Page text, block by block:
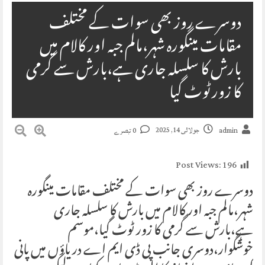
دوسرے روز بھی سوات کے مختلف
مقامات مینگورہ شہر،مالم جبہ اور کالام میں
بارش کا سلسلہ جاری ہے،بارش سے گرمی
کا زور ٹوٹ گیا
admin جولائی 14, 2025
Post Views:196
دوسرے روز بھی سوات کے مختلف مقامات مینگورہ
شہر،مالم جبہ اور کالام میں بارش کا سلسلہ جاری
ہے،بارش سے گرمی کا زور ٹوٹ گیا،موسم
خوشگوار،دوسری جانب پی ڈی ایم اے دریاؤں میں پانی